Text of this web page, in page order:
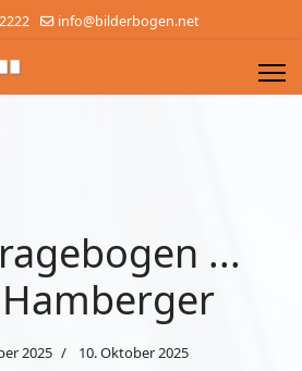
info@bilderbogen.net
...
2025 10. Oktober 2025